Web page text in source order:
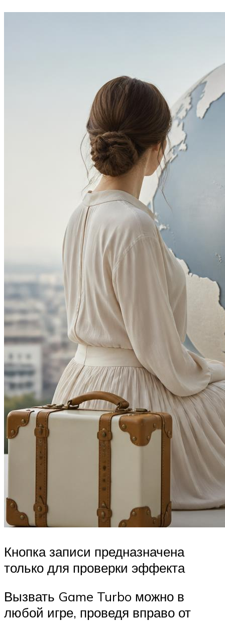
Кнопка записи предназначена
только для проверки эффекта
Вызвать Game Turbo можно в
любой игре, проведя вправо от